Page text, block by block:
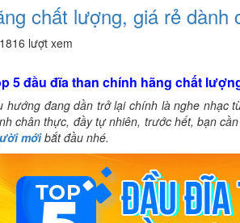
chất lượng, giá rẻ dành
1816 lượt xem
5 đầu đĩa than chính hãng chất
đang dần trở lại chính là nghe
chân thực, đầy tự nhiên, trước hết, bạn
mớibắt đầu nhé.